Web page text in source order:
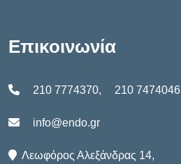
Επικοινωνία
210 7774370, 210 7474046
info@endo.gr
Λεωφόρος Αλεξάνδρας 14,